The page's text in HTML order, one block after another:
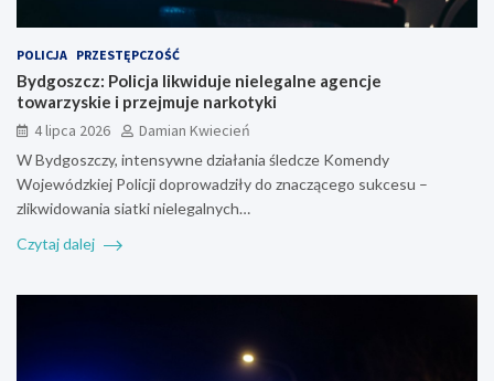
POLICJA PRZESTĘPCZOŚĆ
Bydgoszcz: Policja likwiduje nielegalne agencje
towarzyskie i przejmuje narkotyki
4 lipca 2026
Damian Kwiecień
W Bydgoszczy, intensywne działania śledcze Komendy
Wojewódzkiej Policji doprowadziły do znaczącego sukcesu –
zlikwidowania siatki nielegalnych…
Czytaj dalej